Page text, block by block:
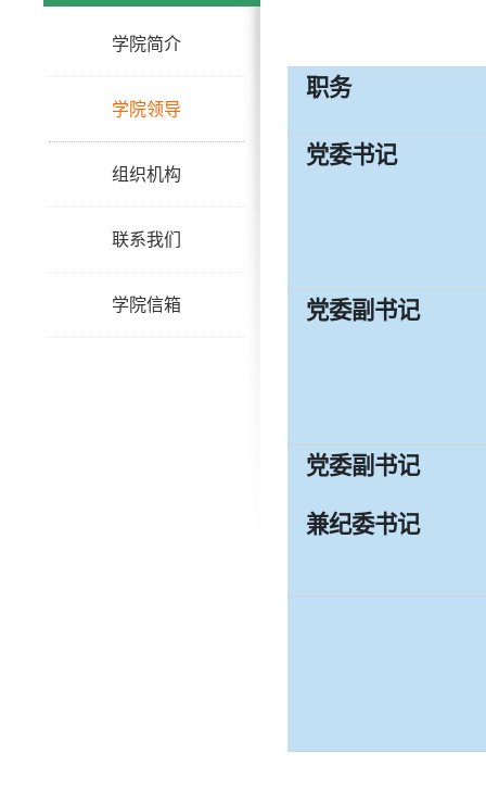
学院简介
学院领导
组织机构
联系我们
学院信箱
职务
党委书记
党委副书记
党委副书记
兼纪委书记